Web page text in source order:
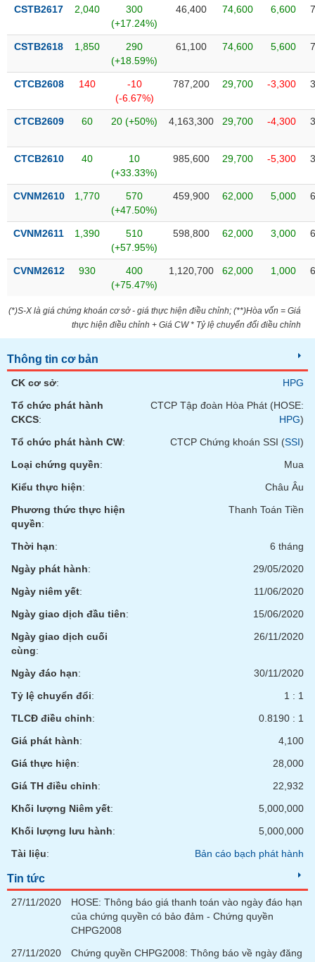
CSTB2617 2,040
300
(+17.24%)
46,400 74,600 6,600
CSTB2618 1,850
290
(+18.59%)
61,100 74,600 5,600
CTCB2608 140
-10
(-6.67%)
787,200 29,700 -3,300
CTCB2609 60 20 (+50%) 4,163,300 29,700 -4,300
CTCB2610 40
10
(+33.33%)
985,600 29,700 -5,300
CVNM2610 1,770
570
(+47.50%)
459,900 62,000 5,000
CVNM2611 1,390
510
(+57.95%)
598,800 62,000 3,000
CVNM2612 930
400
(+75.47%)
1,120,700 62,000 1,000
(*)S-X là giá chứng khoán cơ sở - giá thực hiện điều chỉnh; (**)Hòa vốn = Giá
thực hiện điều chỉnh + Giá CW * Tỷ lệ chuyển đổi điều chỉnh
Thông tin cơ bản
CK cơ sở:
HPG
Tổ chức phát hành
CKCS:
CTCP Tập đoàn Hòa Phát (HOSE:
HPG)
Tổ chức phát hành CW: CTCP Chứng khoán SSI (SSI)
Loại chứng quyền:
Mua
Kiểu thực hiện:
Châu Âu
Phương thức thực hiện
quyền:
Thanh Toán Tiền
Thời hạn:
6 tháng
Ngày phát hành:
29/05/2020
Ngày niêm yết:
11/06/2020
Ngày giao dịch đầu tiên:
15/06/2020
Ngày giao dịch cuối
cùng:
26/11/2020
Ngày đáo hạn:
30/11/2020
Tỷ lệ chuyển đổi:
1 : 1
TLCĐ điều chỉnh:
0.8190 : 1
Giá phát hành:
4,100
Giá thực hiện:
28,000
Giá TH điều chỉnh:
22,932
Khối lượng Niêm yết:
5,000,000
Khối lượng lưu hành:
5,000,000
Tài liệu: Bản cáo bạch phát hành
Tin tức
27/11/2020
HOSE: Thông báo giá thanh toán vào ngày đáo hạn
của chứng quyền có bảo đảm - Chứng quyền
CHPG2008
27/11/2020
Chứng quyền CHPG2008: Thông báo về ngày đăng
Công
đầu
tư
Truyền
tài
chính
liệu